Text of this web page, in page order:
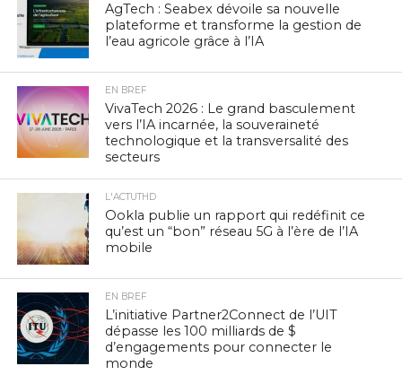
AgTech : Seabex dévoile sa nouvelle
plateforme et transforme la gestion de
l’eau agricole grâce à l’IA
EN BREF
VivaTech 2026 : Le grand basculement
vers l’IA incarnée, la souveraineté
technologique et la transversalité des
secteurs
L'ACTUTHD
Ookla publie un rapport qui redéfinit ce
qu’est un “bon” réseau 5G à l’ère de l’IA
mobile
EN BREF
L’initiative Partner2Connect de l’UIT
dépasse les 100 milliards de $
d’engagements pour connecter le
monde